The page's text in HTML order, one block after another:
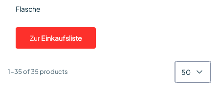
Flasche
ZurEinkaufsliste
1-35 of 35 products 50